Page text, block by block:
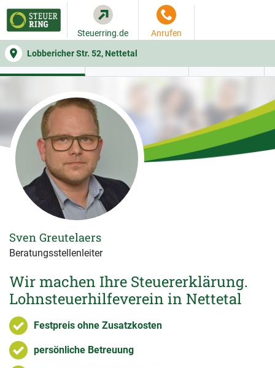
Lobbericher Str. 52, Nettetal
Steuerring.de Anrufen
WER SIE BERÄT BEITRAGSRECHNER
Wir machen Ihre Steuererklärung.
Lohnsteuerhilfeverein in Nettetal
Festpreis ohne Zusatzkosten
persönliche Betreuung
Sven Greutelaers
Beratungsstellenleiter